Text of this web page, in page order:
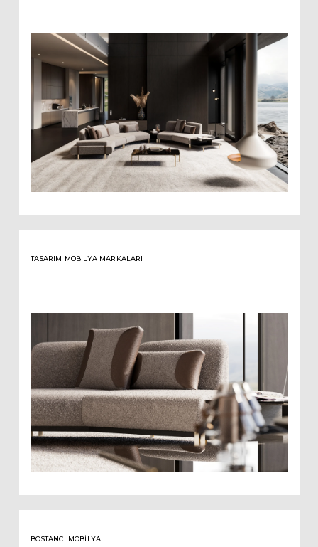
TASARIM MOBILYA MARKALARI
BOSTANCI MOBILYA